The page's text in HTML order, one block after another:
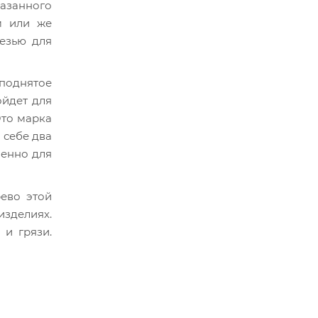
или же
для
для
марка
два
для
этой
и грязи.